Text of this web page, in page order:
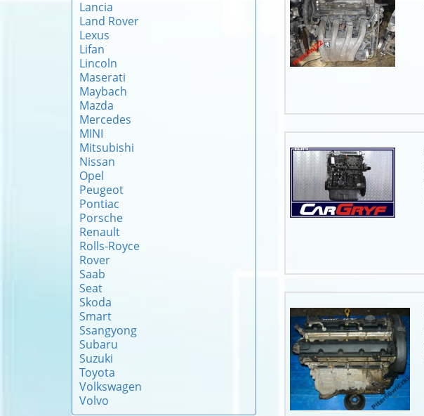
Lancia
Land Rover
Lexus
Lifan
Lincoln
Maserati
Maybach
Mazda
Mercedes
MINI
Mitsubishi
Nissan
Opel
Peugeot
Pontiac
Porsche
Renault
Rolls-Royce
Rover
Saab
Seat
Skoda
Smart
Ssangyong
Subaru
Suzuki
Toyota
Volkswagen
Volvo